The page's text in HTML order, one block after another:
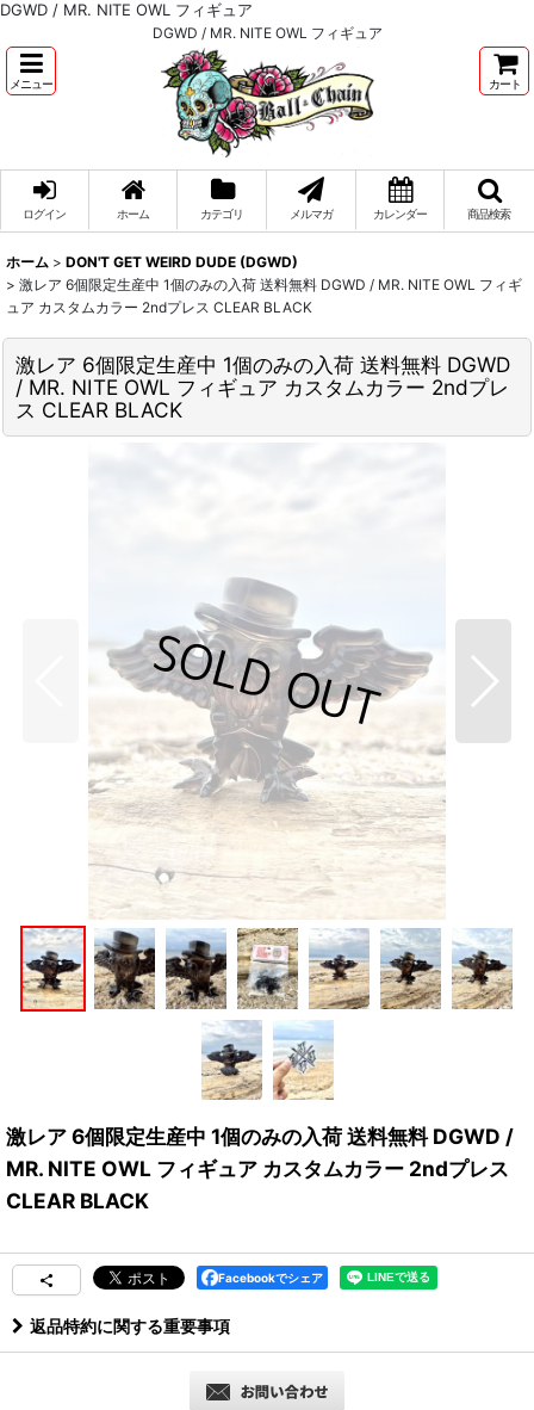
DGWD / MR. NITE OWL フィギュア
DGWD / MR. NITE OWL フィギュア
メニュー カート
ログイン ホーム カテゴリ メルマガ カレンダー 商品検索
ホーム > DON'T GET WEIRD DUDE (DGWD)
> 激レア 6個限定生産中 1個のみの入荷 送料無料 DGWD / MR. NITE OWL フィギ
ュア カスタムカラー 2ndプレス CLEAR BLACK
激レア 6個限定生産中 1個のみの入荷 送料無料 DGWD
/ MR. NITE OWL フィギュア カスタムカラー 2ndプレ
ス CLEAR BLACK
激レア 6個限定生産中 1個のみの入荷 送料無料 DGWD /
MR. NITE OWL フィギュア カスタムカラー 2ndプレス
CLEAR BLACK
Facebookでシェア
返品特約に関する重要事項